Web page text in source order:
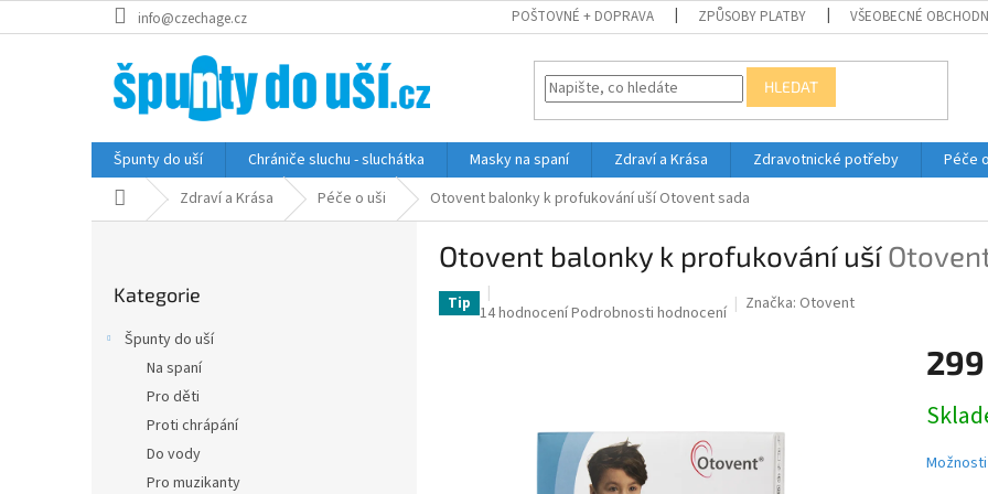
na
info@czechage.cz POŠTOVNÉ + DOPRAVA ZPŮSOBY PLATBY VŠEOBECNÉ
HLEDAT
Špunty do uší Chrániče sluchu - sluchátka Masky na spaní Zdraví a Krása Zdravotnické potřeby Péče
Domů Zdraví a Krása Péče o uši Otovent balonky k profukování ušíOtovent sada
kategorie
Kategorie
Špunty do uší
Na spaní
Pro děti
Proti chrápání
Do vody
Pro muzikanty
Otovent balonky k profukování uší
Tip Průměrné
14 hodnoceníPodrobnosti hodnocení Značka: Otovent
cena: